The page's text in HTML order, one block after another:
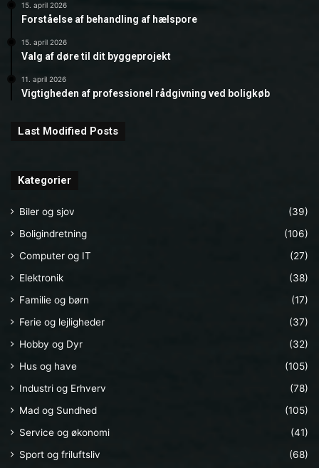
15. april 2026
Forståelse af behandling af hælspore
15. april 2026
Valg af døre til dit byggeprojekt
11. april 2026
Vigtigheden af professionel rådgivning ved boligkøb
Last Modified Posts
Kategorier
Biler og sjov
(39)
Boligindretning
(106)
Computer og IT
(27)
Elektronik
(38)
Familie og børn
(17)
Ferie og lejligheder
(37)
Hobby og Dyr
(32)
Hus og have
(105)
Industri og Erhverv
(78)
Mad og Sundhed
(105)
Service og økonomi
(41)
Sport og friluftsliv
(68)